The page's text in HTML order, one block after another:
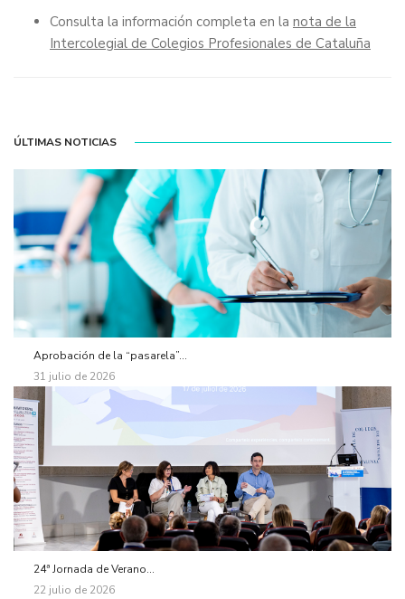
Consulta la información completa en la nota de la
Intercolegial de Colegios Profesionales de Cataluña
ÚLTIMAS NOTICIAS
Aprobación de la “pasarela”...
31 julio de 2026
24ª Jornada de Verano...
22 julio de 2026